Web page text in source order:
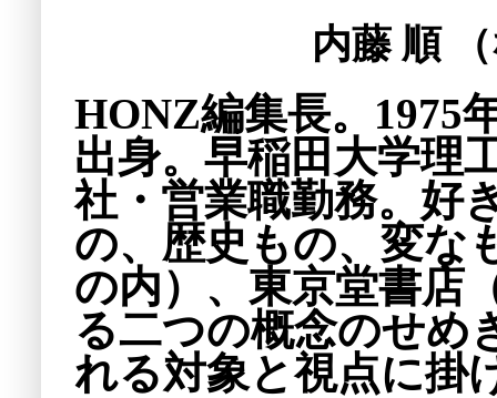
内藤 順
HONZ編集長。1975
出身。早稲田大学理
社・営業職勤務。好
の、歴史もの、変な
の内）、東京堂書店
る二つの概念のせめ
れる対象と視点に掛